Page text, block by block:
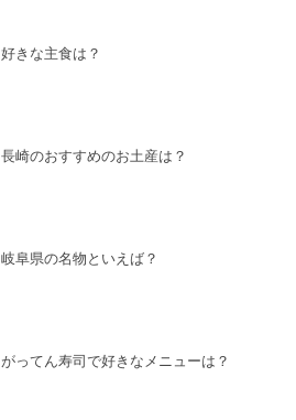
好きな主食は？
長崎のおすすめのお土産は？
岐阜県の名物といえば？
がってん寿司で好きなメニューは？